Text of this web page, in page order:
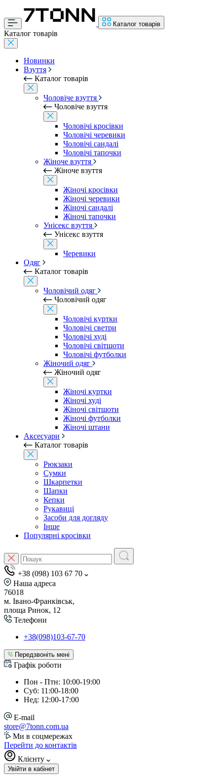
Каталог товарів
Каталог товарів
Новинки
Взуття
Каталог товарів
Чоловіче взуття
Чоловіче взуття
Чоловічі кросівки
Чоловічі черевики
Чоловічі сандалі
Чоловічі тапочки
Жіноче взуття
Жіноче взуття
Жіночі кросівки
Жіночі черевики
Жіночі сандалі
Жіночі тапочки
Унісекс взуття
Унісекс взуття
Черевики
Одяг
Каталог товарів
Чоловічий одяг
Чоловічий одяг
Чоловічі куртки
Чоловічі светри
Чоловічі худі
Чоловічі світшоти
Чоловічі футболки
Жіночий одяг
Жіночий одяг
Жіночі куртки
Жіночі худі
Жіночі світшоти
Жіночі футболки
Жіночі штани
Аксесуари
Каталог товарів
Рюкзаки
Сумки
Шкарпетки
Шапки
Кепки
Рукавиці
Засоби для догляду
Інше
Популярні кросівки
+38 (098) 103 67 70
Наша адреса
76018
м. Івано-Франківськ,
площа Ринок, 12
Телефони
+38(098)103-67-70
Передзвоніть мені
Графік роботи
Пон - Птн: 10:00-19:00
Суб: 11:00-18:00
Нед: 12:00-17:00
E-mail
store@7tonn.com.ua
Ми в соцмережах
Перейти до контактів
Клієнту
Увійти в кабінет